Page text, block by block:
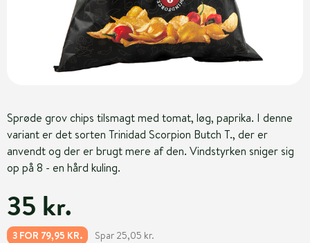
Sprøde grov chips tilsmagt med tomat, løg, paprika. I denne
variant er det sorten Trinidad Scorpion Butch T., der er
anvendt og der er brugt mere af den. Vindstyrken sniger sig
op på 8 - en hård kuling.
35 kr.
3 FOR 79,95 KR. Spar 25,05 kr.